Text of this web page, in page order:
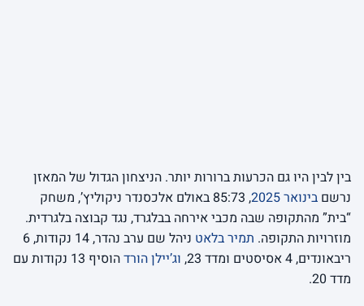
בין לבין היו גם הכרעות ברורות יותר. הניצחון הגדול של המאזן
נרשם בינואר 2025
, 85:73 באולם אלכסנדר ניקוליץ’, משחק
“בית” מהתקופה שבה מכבי אירחה בבלגרד, נגד קבוצה בלגרדית.
מוזרויות התקופה. תמיר בלאט
ניהל שם ערב נהדר, 14 נקודות, 6
ריבאונדים, 4 אסיסטים ומדד 23,
וג’יילן הורד
הוסיף 13 נקודות עם
מדד 20.